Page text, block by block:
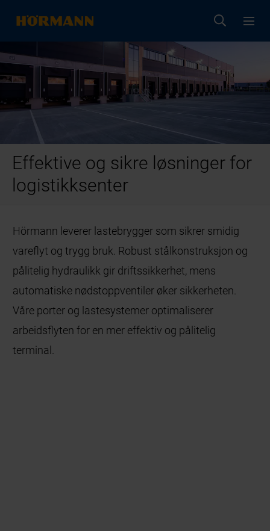
Effektive og sikre løsninger for
logistikksenter
Hörmann leverer lastebrygger som sikrer smidig
vareflyt og trygg bruk. Robust stålkonstruksjon og
pålitelig hydraulikk gir driftssikkerhet, mens
automatiske nødstoppventiler øker sikkerheten.
Våre porter og lastesystemer optimaliserer
arbeidsflyten for en mer effektiv og pålitelig
terminal.